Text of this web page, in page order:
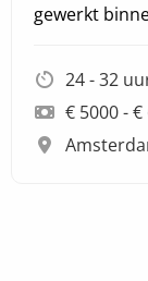
gewerkt
24 - 32
€ 5000 - €